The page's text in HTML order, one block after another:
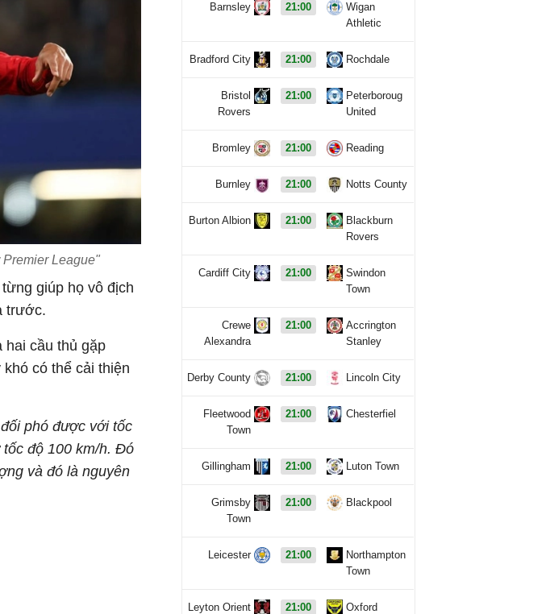
League"
giúp họ vô địch
trước.
hai cầu thủ gặp
có thể cải thiện
phó được với tốc
độ 100 km/h. Đó
và đó là nguyên
Barnsley 21:00
Wigan
Athletic
Bradford City 21:00 Rochdale
Bristol
Rovers
21:00
Peterboroug
United
Bromley 21:00 Reading
Burnley 21:00 Notts County
Burton Albion 21:00
Blackburn
Rovers
Cardiff City 21:00
Swindon
Town
Crewe
Alexandra
21:00
Accrington
Stanley
Derby County 21:00 Lincoln City
Fleetwood
Town
21:00 Chesterfiel
Gillingham 21:00 Luton Town
Grimsby
Town
21:00 Blackpool
Leicester 21:00
Northampton
Town
Leyton Orient 21:00
Oxford